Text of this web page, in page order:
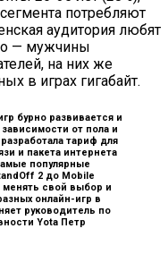
потребляют
аудитория любят
— мужчины
на них же
в играх гигабайт.
бурно развивается и
от пола и
тариф для
и пакета интернета
популярные
2 до Mobile
свой выбор и
онлайн-игр в
руководитель по
Yota Петр